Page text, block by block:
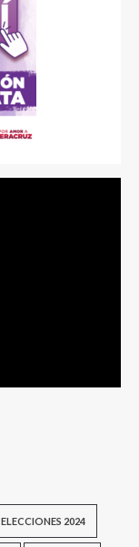
ELECCIONES 2024